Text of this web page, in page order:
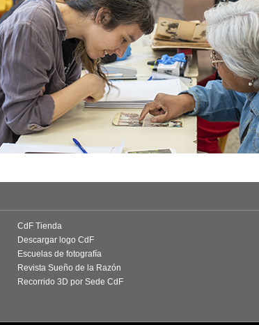
CdF Tienda
Descargar logo CdF
Escuelas de fotografía
Revista Sueño de la Razón
Recorrido 3D por Sede CdF